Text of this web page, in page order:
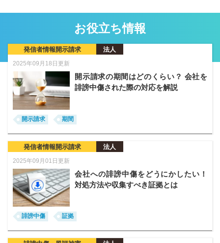
お役立ち情報
発信者情報開示請求 法人
2025年09月18日更新
開示請求の期間はどのくらい？ 会社を
誹謗中傷された際の対応を解説
開示請求 期間
発信者情報開示請求 法人
2025年09月01日更新
会社への誹謗中傷をどうにかしたい！
対処方法や収集すべき証拠とは
誹謗中傷 証拠